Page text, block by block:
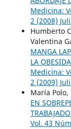
Medicina:
2 (2008)
Humberto
Valentina
MANGA
LA
Medicina:
2 (2009)
María
EN
Vol. 43